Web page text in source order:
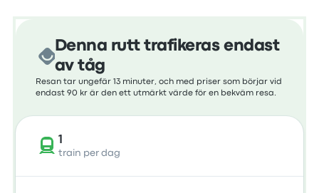
Denna rutt trafikeras endast
av tåg
Resan tar ungefär 13 minuter, och med priser som börjar vid
endast 90 kr är den ett utmärkt värde för en bekväm resa.
1
train per dag